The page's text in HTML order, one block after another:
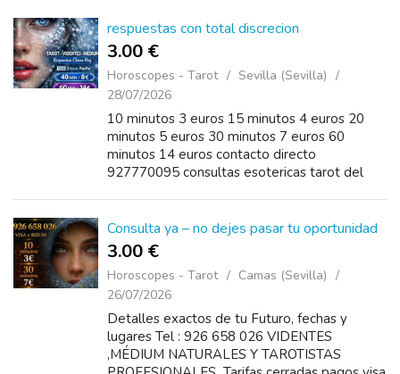
respuestas con total discrecion
3.00 €
Horoscopes - Tarot
Sevilla (Sevilla)
28/07/2026
10 minutos 3 euros 15 minutos 4 euros 20
minutos 5 euros 30 minutos 7 euros 60
minutos 14 euros contacto directo
927770095 consultas esotericas tarot del
Consulta ya – no dejes pasar tu oportunidad
3.00 €
Horoscopes - Tarot
Camas (Sevilla)
26/07/2026
Detalles exactos de tu Futuro, fechas y
lugares Tel : 926 658 026 VIDENTES
,MÉDIUM NATURALES Y TAROTISTAS